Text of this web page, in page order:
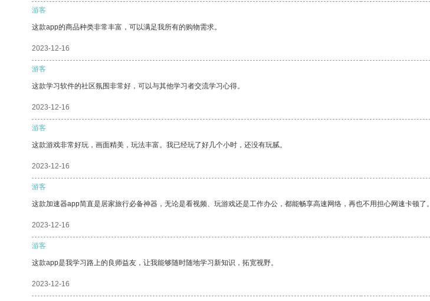
游客
这款app的商品种类非常丰富，可以满足我所有的购物需求。
2023-12-16
游客
这款学习软件的社区氛围非常好，可以与其他学习者交流学习心得。
2023-12-16
游客
这款游戏非常好玩，画面精美，玩法丰富。我已经玩了好几个小时，还没有玩腻。
2023-12-16
游客
这款加速器app简直是居家旅行必备神器，无论是看视频、玩游戏还是工作办公，都能畅享高速网络，再也不用担心网速卡顿了。
2023-12-16
游客
这款app是我学习路上的良师益友，让我能够随时随地学习新知识，拓宽视野。
2023-12-16